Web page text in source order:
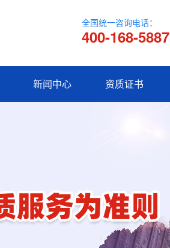
全国统一咨询电话：
400-168-5887
新闻中心 资质证书